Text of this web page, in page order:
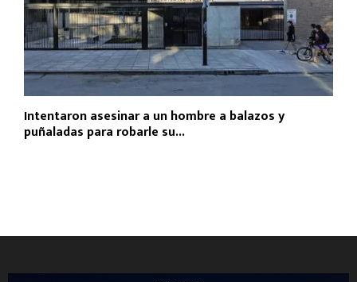
Intentaron asesinar a un hombre a balazos y
puñaladas para robarle su...